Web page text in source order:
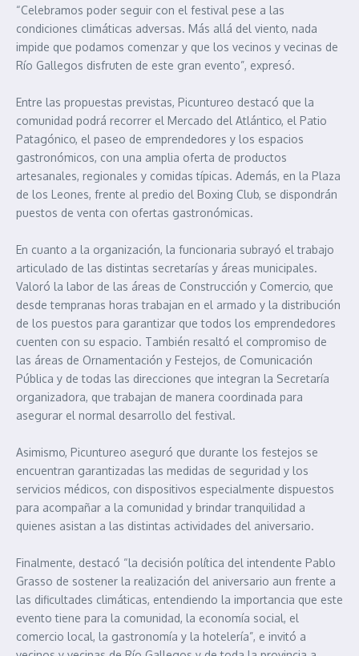
“Celebramos poder seguir con el festival pese a las
condiciones climáticas adversas. Más allá del viento, nada
impide que podamos comenzar y que los vecinos y vecinas de
Río Gallegos disfruten de este gran evento”, expresó.
Entre las propuestas previstas, Picuntureo destacó que la
comunidad podrá recorrer el Mercado del Atlántico, el Patio
Patagónico, el paseo de emprendedores y los espacios
gastronómicos, con una amplia oferta de productos
artesanales, regionales y comidas típicas. Además, en la Plaza
de los Leones, frente al predio del Boxing Club, se dispondrán
puestos de venta con ofertas gastronómicas.
En cuanto a la organización, la funcionaria subrayó el trabajo
articulado de las distintas secretarías y áreas municipales.
Valoró la labor de las áreas de Construcción y Comercio, que
desde tempranas horas trabajan en el armado y la distribución
de los puestos para garantizar que todos los emprendedores
cuenten con su espacio. También resaltó el compromiso de
las áreas de Ornamentación y Festejos, de Comunicación
Pública y de todas las direcciones que integran la Secretaría
organizadora, que trabajan de manera coordinada para
asegurar el normal desarrollo del festival.
Asimismo, Picuntureo aseguró que durante los festejos se
encuentran garantizadas las medidas de seguridad y los
servicios médicos, con dispositivos especialmente dispuestos
para acompañar a la comunidad y brindar tranquilidad a
quienes asistan a las distintas actividades del aniversario.
Finalmente, destacó “la decisión política del intendente Pablo
Grasso de sostener la realización del aniversario aun frente a
las dificultades climáticas, entendiendo la importancia que este
evento tiene para la comunidad, la economía social, el
comercio local, la gastronomía y la hotelería”, e invitó a